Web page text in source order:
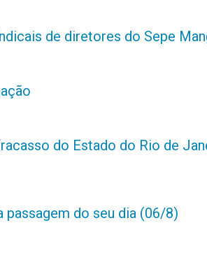
de diretores do Sepe
do Estado do Rio de
passagem do seu dia (06/8)